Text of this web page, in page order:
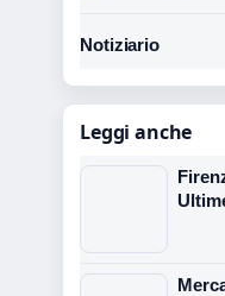
Notiziario
Leggi anche